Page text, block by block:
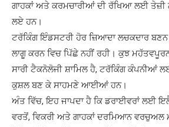
ਗਾਹਕਾਂ ਅਤੇ ਕਰਮਚਾਰੀਆਂ ਦੀ ਰੱਖਿਆ ਲਈ ਤੇਜ਼ੀ
ਲਏ ਹਨ।
ਟਰੱਕਿੰਗ ਇੰਡਸਟਰੀ ਹੋਰ ਜ਼ਿਆਦਾ ਲਚਕਦਾਰ
ਲਾਗੂ ਕਰਨ ਵਿਚ ਪਿੱਛੇ ਨਹੀਂ ਰਹੀ। ਕੁਝ
ਸਾਰੀ ਟੈਕਨੋਲੋਜੀ ਸ਼ਾਮਿਲ ਹੈ, ਟਰੱਕਿੰਗ ਕੰਪਨੀਆਂ
ਕੁਸ਼ਲ ਬਣ ਕੇ ਸਾਹਮਣੇ ਆਈਆਂ ਹਨ।
ਅੰਤ ਵਿੱਚ, ਇਹ ਜਾਪਦਾ ਹੈ ਕਿ ਡਰਾਈਵਰਾਂ ਲਈ
ਵਰਤੋਂ, ਵਿਕਰੀ ਅਤੇ ਗਾਹਕਾਂ ਦਰਮਿਆਨ ਵਰਚੁਅਲ